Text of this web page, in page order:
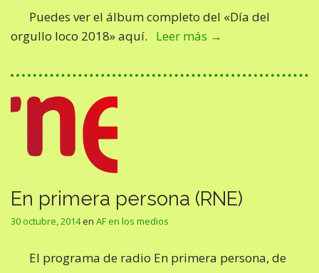
Puedes ver el álbum completo del «Día del
orgullo loco 2018» aquí. Leer más →
En primera persona (RNE)
30 octubre, 2014en AF en los medios
El programa de radio En primera persona, de